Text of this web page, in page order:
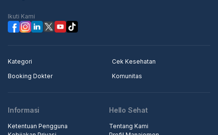
Ikuti Kami
Kategori
Cek Kesehatan
Booking Dokter
Komunitas
Informasi
Ketentuan Pengguna
Hello Sehat
Tentang Kami